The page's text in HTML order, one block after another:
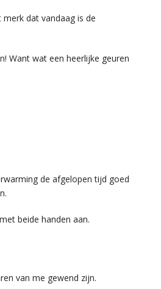
dat vandaag is de
Want wat een heerlijke geuren
de afgelopen tijd goed
beide handen aan.
van me gewend zijn.